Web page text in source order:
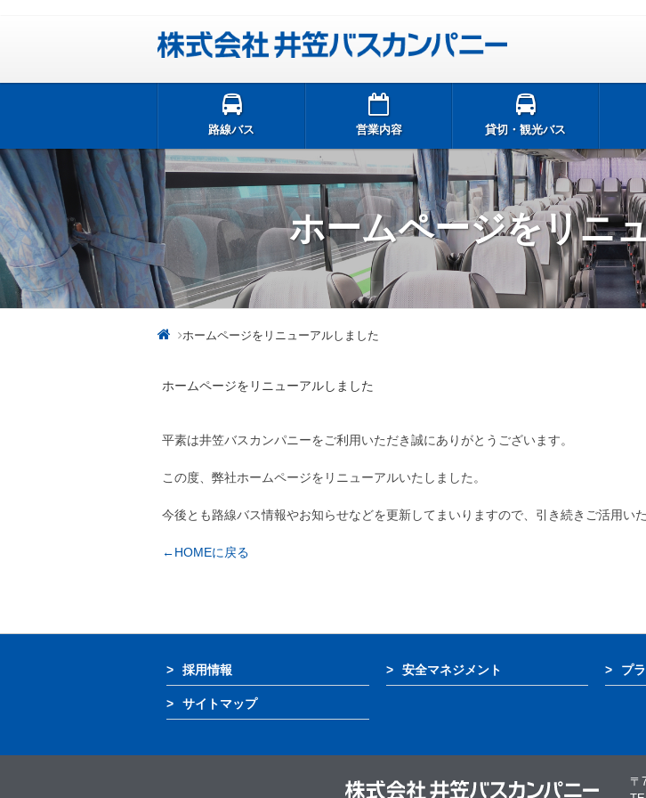
路線バス 営業内容 貸切・観光バス
ホームページをリニ
ホームページをリニューアルしました
ホームページをリニューアルしました
平素は井笠バスカンパニーをご利用いただき誠にありがとうございます。
この度、弊社ホームページをリニューアルいたしました。
今後とも路線バス情報やお知らせなどを更新してまいりますので、引き続きご活用い
←HOMEに戻る
採用情報 安全マネジメント プ
サイトマップ
〒